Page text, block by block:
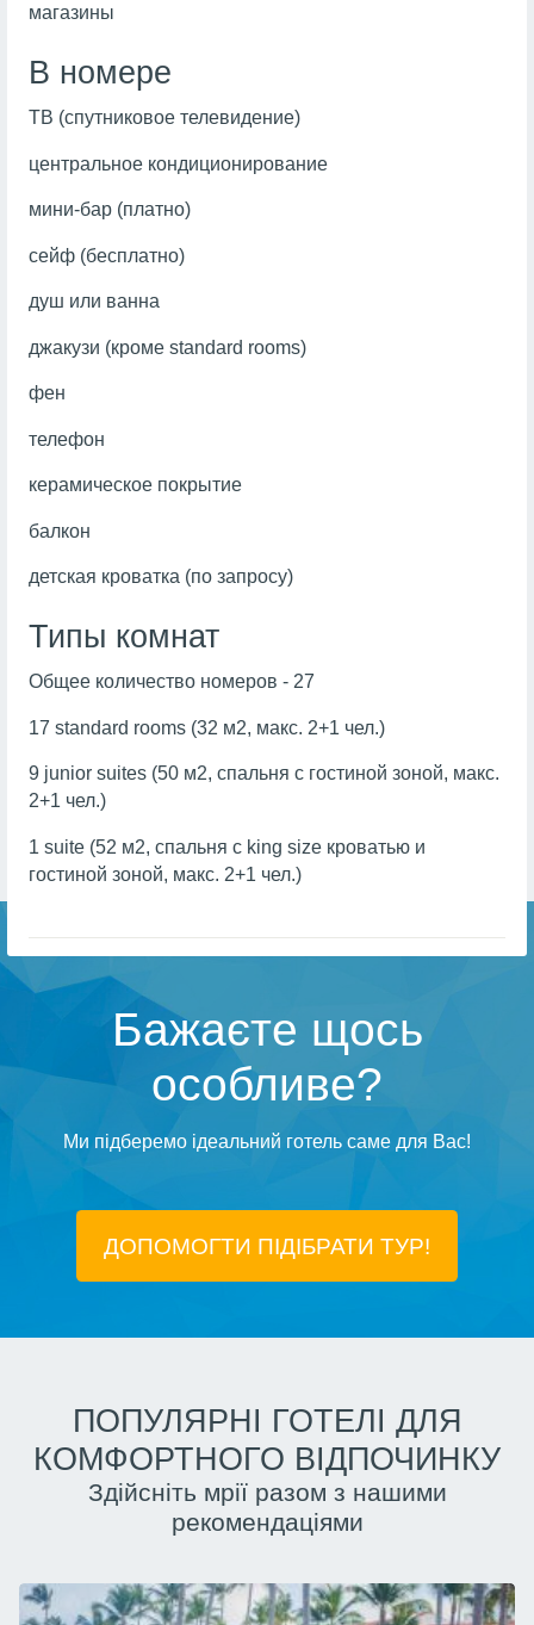
магазины
В номере
ТВ (спутниковое телевидение)
центральное кондиционирование
мини-бар (платно)
сейф (бесплатно)
душ или ванна
джакузи (кроме standard rooms)
фен
телефон
керамическое покрытие
балкон
детская кроватка (по запросу)
Типы комнат
Общее количество номеров - 27
17 standard rooms (32 м2, макс. 2+1 чел.)
9 junior suites (50 м2, спальня с гостиной зоной, макс.
2+1 чел.)
1 suite (52 м2, спальня с king size кроватью и
гостиной зоной, макс. 2+1 чел.)
Бажаєте щось
особливе?
Ми підберемо ідеальний готель саме для Вас!
ДОПОМОГТИ ПІДIБРАТИ ТУР!
ПОПУЛЯРНІ ГОТЕЛІ ДЛЯ
КОМФОРТНОГО ВІДПОЧИНКУ
Здійсніть мрії разом з нашими
рекомендаціями